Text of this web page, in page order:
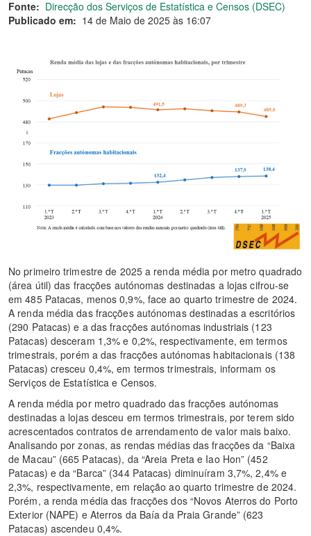
Fonte: Direcção dos Serviços de Estatística e Censos (DSEC)
Publicado em: 14 de Maio de 2025 às 16:07
No primeiro trimestre de 2025 a renda média por metro quadrado
(área útil) das fracções autónomas destinadas a lojas cifrou-se
em 485 Patacas, menos 0,9%, face ao quarto trimestre de 2024.
A renda média das fracções autónomas destinadas a escritórios
(290 Patacas) e a das fracções autónomas industriais (123
Patacas) desceram 1,3% e 0,2%, respectivamente, em termos
trimestrais, porém a das fracções autónomas habitacionais (138
Patacas) cresceu 0,4%, em termos trimestrais, informam os
Serviços de Estatística e Censos.
A renda média por metro quadrado das fracções autónomas
destinadas a lojas desceu em termos trimestrais, por terem sido
acrescentados contratos de arrendamento de valor mais baixo.
Analisando por zonas, as rendas médias das fracções da “Baixa
de Macau” (665 Patacas), da “Areia Preta e Iao Hon” (452
Patacas) e da “Barca” (344 Patacas) diminuíram 3,7%, 2,4% e
2,3%, respectivamente, em relação ao quarto trimestre de 2024.
Porém, a renda média das fracções dos “Novos Aterros do Porto
Exterior (NAPE) e Aterros da Baía da Praia Grande” (623
Patacas) ascendeu 0,4%.